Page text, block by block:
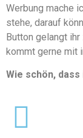
Werbung mache
stehe, darauf
Button gelangt
kommt gerne mit
Wie schön, dass